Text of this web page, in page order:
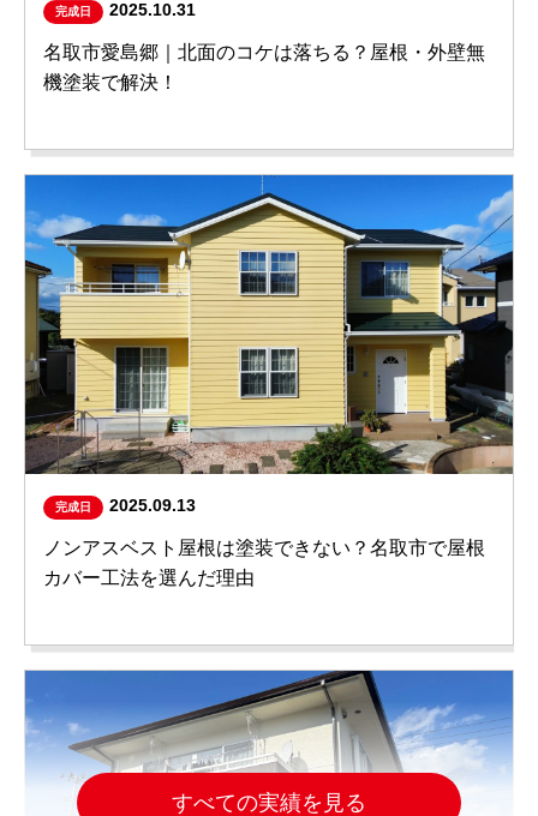
完成日 2025.10.31
名取市愛島郷｜北面のコケは落ちる？屋根・外壁無
機塗装で解決！
完成日 2025.09.13
ノンアスベスト屋根は塗装できない？名取市で屋根
カバー工法を選んだ理由
すべての実績を見る